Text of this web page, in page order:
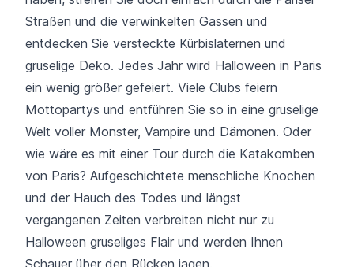
Straßen und die verwinkelten Gassen und
entdecken Sie versteckte Kürbislaternen und
gruselige Deko. Jedes Jahr wird Halloween in Paris
ein wenig größer gefeiert. Viele Clubs feiern
Mottopartys und entführen Sie so in eine gruselige
Welt voller Monster, Vampire und Dämonen. Oder
wie wäre es mit einer Tour durch die Katakomben
von Paris? Aufgeschichtete menschliche Knochen
und der Hauch des Todes und längst
vergangenen Zeiten verbreiten nicht nur zu
Halloween gruseliges Flair und werden Ihnen
Schauer über den Rücken jagen.